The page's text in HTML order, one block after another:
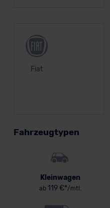
Fiat
Fahrzeugtypen
Kleinwagen
ab 119 €*/mtl.